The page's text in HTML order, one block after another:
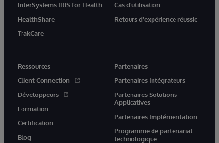
InterSystems IRIS for Health
HealthShare
TrakCare
Cas d'utilisation
Retours d'expérience réussie
Ressources
Client Connection
Développeurs
Formation
Certification
Blog
Partenaires
Partenaires Intégrateurs
Partenaires Solutions
Applicatives
Partenaires Implémentation
Programme de partenariat
technologique